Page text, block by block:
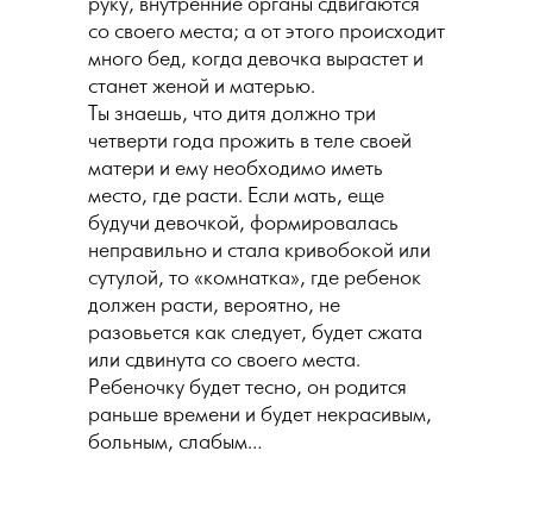
руку, внутренние органы сдвигаются
со своего места; а от этого происходит
много бед, когда девочка вырастет и
станет женой и матерью.
Ты знаешь, что дитя должно три
четверти года прожить в теле своей
матери и ему необходимо иметь
место, где расти. Если мать, еще
будучи девочкой, формировалась
неправильно и стала кривобокой или
сутулой, то «комнатка», где ребенок
должен расти, вероятно, не
разовьется как следует, будет сжата
или сдвинута со своего места.
Ребеночку будет тесно, он родится
раньше времени и будет некрасивым,
больным, слабым…